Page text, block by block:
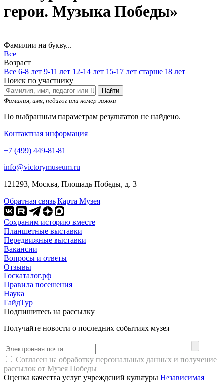
герои. Музыка Победы»
Фамилии на букву...
Все
Возраст
Все 6-8 лет 9-11 лет 12-14 лет 15-17 лет старше 18 лет
Поиск по участнику
Найти
Фамилия, имя, педагог или номер заявки
По выбранным параметрам результатов не найдено.
Контактная информация
+7 (499) 449-81-81
info@victorymuseum.ru
121293, Москва, Площадь Победы, д. 3
Обратная связь Карта Музея
Сохраним историю вместе
Планшетные выставки
Передвижные выставки
Вакансии
Вопросы и ответы
Отзывы
Госкаталог.рф
Правила посещения
Наука
ГайдТур
Подпишитесь на рассылку
Получайте новости о последних событиях музея
Согласен на обработку персональных данных и получение
рассылок от Музея Победы
Оценка качества услуг учреждений культуры Независимая